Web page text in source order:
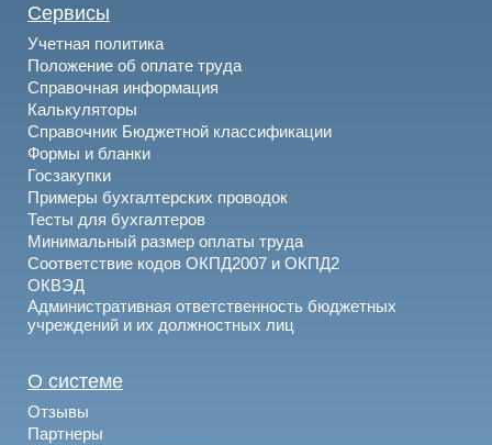
Сервисы
Учетная политика
Положение об оплате труда
Справочная информация
Калькуляторы
Справочник Бюджетной классификации
Формы и бланки
Госзакупки
Примеры бухгалтерских проводок
Тесты для бухгалтеров
Минимальный размер оплаты труда
Соответствие кодов ОКПД2007 и ОКПД2
ОКВЭД
Административная ответственность бюджетных
учреждений и их должностных лиц
О системе
Отзывы
Партнеры